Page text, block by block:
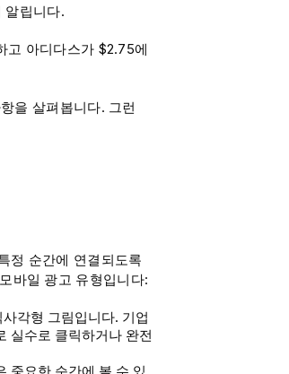
알립니다.
고 아디다스가 $2.75에
을 살펴봅니다. 그런
정 순간에 연결되도록
바일 광고 유형입니다:
각형 그림입니다. 기업
실수로 클릭하거나 완전